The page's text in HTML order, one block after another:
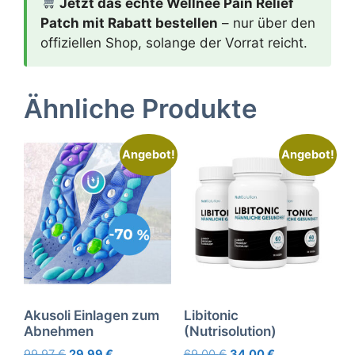
Patch mit Rabatt bestellen – nur über den
offiziellen Shop, solange der Vorrat reicht.
Ähnliche Produkte
Angebot!
Akusoli Einlagen zum
Abnehmen
Angebot!
Libitonic
(Nutrisolution)